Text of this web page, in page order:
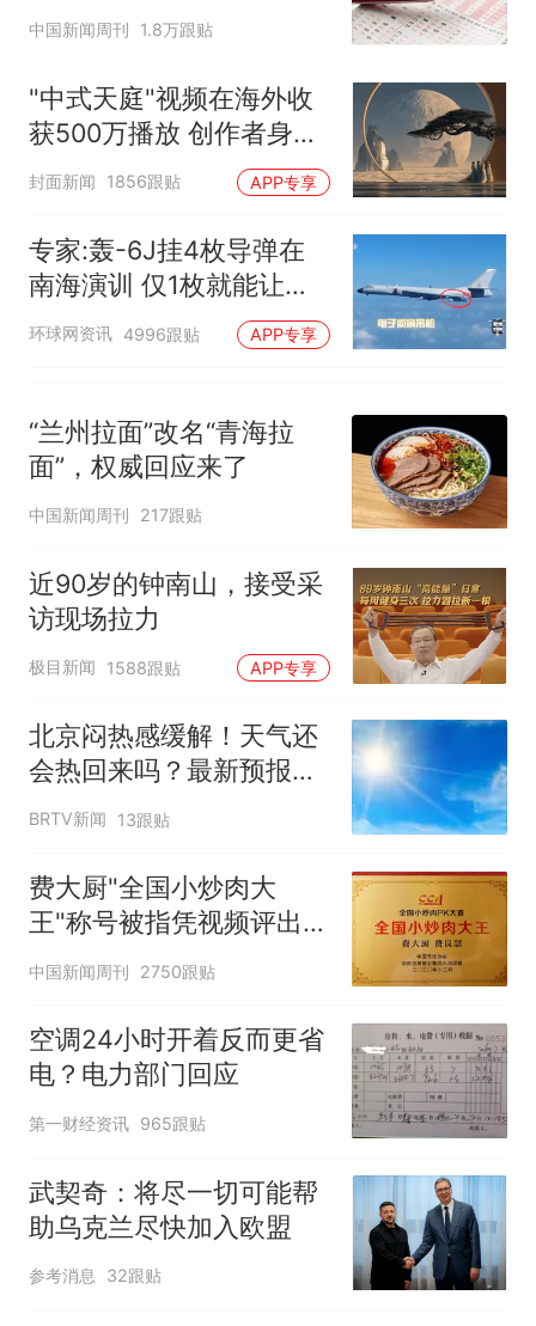
已叫停招聘，成立调查组全面
热 十多万人报名的考试，成绩
中国新闻周刊 1.8万跟贴
"中式天庭"视频在海外收
获500万播放 创作者身份
披露
封面新闻 1856跟贴 APP专享
专家:轰-6J挂4枚导弹在
南海演训 仅1枚就能让航
母瘫痪
环球网资讯 4996跟贴 APP专享
“兰州拉面”改名“青海拉
面”，权威回应来了
中国新闻周刊 217跟贴
近90岁的钟南山，接受采
访现场拉力
极目新闻 1588跟贴 APP专享
北京闷热感缓解！天气还
会热回来吗？最新预报
——
BRTV新闻 13跟贴
费大厨"全国小炒肉大
王"称号被指凭视频评出
官方回应
中国新闻周刊 2750跟贴
空调24小时开着反而更省
电？电力部门回应
第一财经资讯 965跟贴
武契奇：将尽一切可能帮
助乌克兰尽快加入欧盟
参考消息 32跟贴